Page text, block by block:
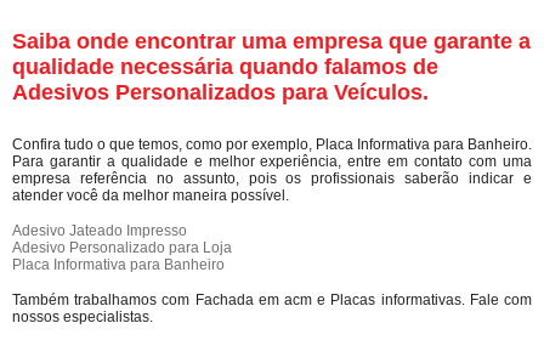
Saiba onde encontrar uma empresa que garante a
qualidade necessária quando falamos de
Adesivos Personalizados para Veículos.
Confira tudo o que temos, como por exemplo, Placa Informativa para Banheiro.
Para garantir a qualidade e melhor experiência, entre em contato com uma
empresa referência no assunto, pois os profissionais saberão indicar e
atender você da melhor maneira possível.
Adesivo Jateado Impresso
Adesivo Personalizado para Loja
Placa Informativa para Banheiro
Também trabalhamos com Fachada em acm e Placas informativas. Fale com
nossos especialistas.